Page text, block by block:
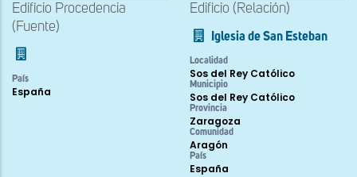
Edificio Procedencia
(Fuente)
País
España
Edificio (Relación)
Iglesia de San Esteban
Localidad
Sos del Rey Católico
Municipio
Sos del Rey Católico
Provincia
Zaragoza
Comunidad
Aragón
País
España